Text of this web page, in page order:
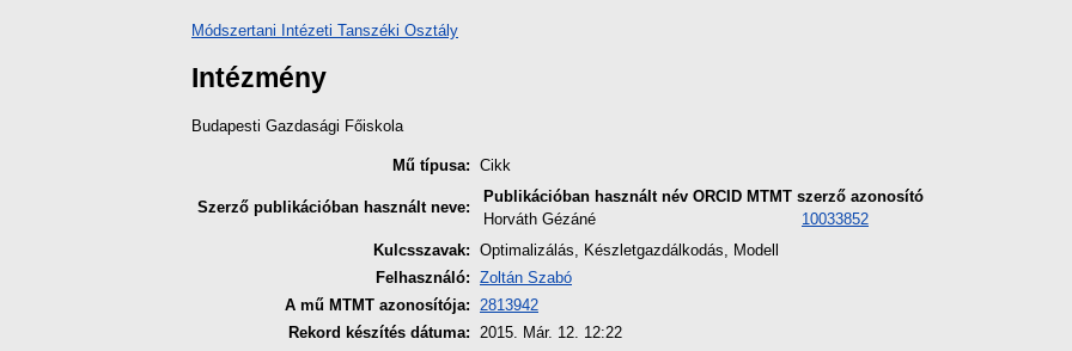
Módszertani Intézeti Tanszéki Osztály
Intézmény
Budapesti Gazdasági Főiskola
Mű típusa: Cikk
Szerző publikációban használt neve:
Publikációban használt név ORCID MTMT szerző azonosító
Horváth Gézáné
10033852
Kulcsszavak: Optimalizálás, Készletgazdálkodás, Modell
Felhasználó: Zoltán Szabó
A mű MTMT azonosítója: 2813942
Rekord készítés dátuma: 2015. Már. 12. 12:22